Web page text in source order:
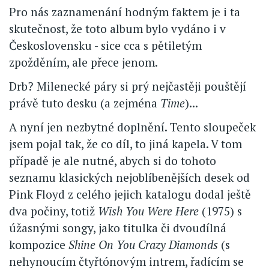
Pro nás zaznamenání hodným faktem je i ta
skutečnost, že toto album bylo vydáno i v
Československu - sice cca s pětiletým
zpožděním, ale přece jenom.
Drb? Milenecké páry si prý nejčastěji pouštějí
právě tuto desku (a zejména Time)...
A nyní jen nezbytné doplnění. Tento sloupeček
jsem pojal tak, že co díl, to jiná kapela. V tom
případě je ale nutné, abych si do tohoto
seznamu klasických nejoblíbenějších desek od
Pink Floyd z celého jejich katalogu dodal ještě
dva počiny, totiž Wish You Were Here (1975) s
úžasnými songy, jako titulka či dvoudílná
kompozice Shine On You Crazy Diamonds (s
nehynoucím čtyřtónovým intrem, řadícím se